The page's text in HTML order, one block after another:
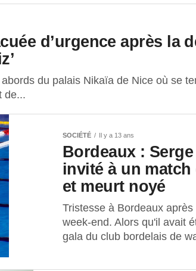
d’urgence après la
du palais Nikaïa de Nice où se
de...
SOCIÉTÉ Il y a 13 ans
Bordeaux :
invité à un
et meurt noyé
Tristesse à Bordeaux
week-end. Alors qu'il avait
gala du club bordelais de